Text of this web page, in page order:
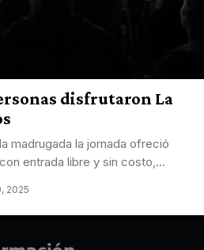
disfrutaron La
madrugada la jornada ofreció
entrada libre y sin costo,...
2025